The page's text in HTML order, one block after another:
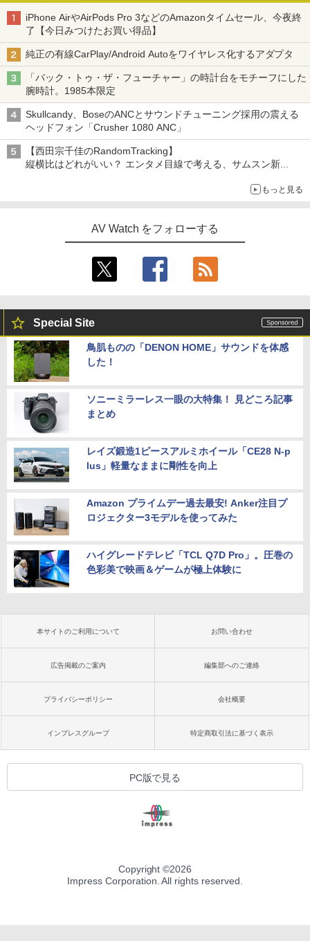
iPhone AirやAirPods Pro 3などのAmazonタイムセール、今夜終
了【今日みつけたお買い得品】
純正の有線CarPlay/Android Autoをワイヤレス化するアダプタ
「バック・トゥ・ザ・フューチャー」の時計台をモチーフにした
腕時計。1985本限定
Skullcandy、BoseのANCとサウンドチューニング採用の震える
ヘッドフォン「Crusher 1080 ANC」
【西田宗千佳のRandomTracking】
縦横比はどれがいい？ エンタメ目線で考える、サムスン新
もっと見る
AV Watch をフォローする
Special Site
鳥肌ものの「DENON HOME」サウンドを体感
した！
ソニーミラーレス一眼の大特集！ 見どころ記事
まとめ
レイズ鍛造1ピースアルミホイール「CE28 N-p
lus」軽量なままに剛性を向上
Amazon プライムデー過去最安! Anker注目プ
ロジェクター3モデルを使ってみた
ハイグレードテレビ「TCL Q7D Pro」。圧巻の
色彩美で映画＆ゲームが極上体験に
本サイトのご利用について お問い合わせ
広告掲載のご案内 編集部へのご連絡
プライバシーポリシー 会社概要
インプレスグループ 特定商取引法に基づく表示
PC版で見る
Copyright ©2026
Impress Corporation. All rights reserved.